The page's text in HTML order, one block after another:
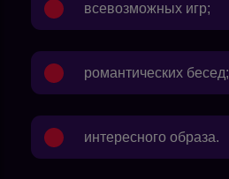
всевозможных игр;
романтических бесед;
интересного образа.